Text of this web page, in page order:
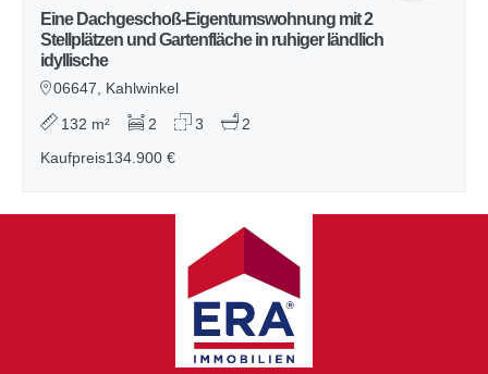
Eine Dachgeschoß-Eigentumswohnung mit 2
Stellplätzen und Gartenfläche in ruhiger ländlich
idyllische
06647, Kahlwinkel
132 m² 2 3
2
Kaufpreis134.900 €